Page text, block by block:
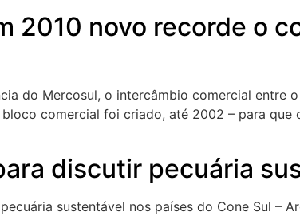
2010 novo recorde o
do Mercosul, o intercâmbio comercial entre
comercial foi criado, até 2002 – para que
discutir pecuária
sustentável nos países do Cone Sul –